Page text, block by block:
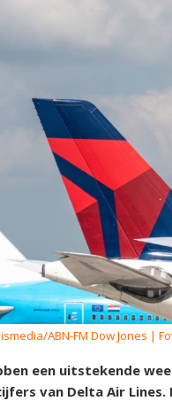
ABN-FM Dow Jones |
een uitstekende
van Delta Air